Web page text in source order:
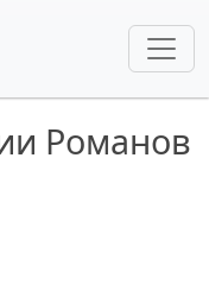
Романов